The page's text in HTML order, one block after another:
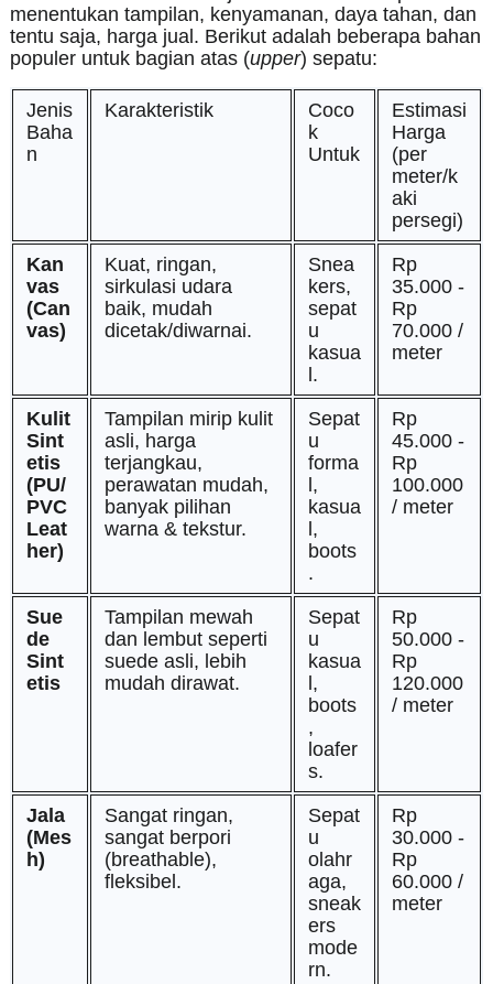
menentukan tampilan, kenyamanan, daya tahan, dan
tentu saja, harga jual. Berikut adalah beberapa bahan
populer untuk bagian atas (upper) sepatu:
Jenis
Baha
n
Karakteristik
Coco
k
Untuk
Estimasi
Harga
(per
meter/k
aki
persegi)
Kan
vas
(Can
vas)
Kuat, ringan,
sirkulasi udara
baik, mudah
dicetak/diwarnai.
Snea
kers,
sepat
u
kasua
l.
Rp
35.000 -
Rp
70.000 /
meter
Kulit
Sint
etis
(PU/
PVC
Leat
her)
Tampilan mirip kulit
asli, harga
terjangkau,
perawatan mudah,
banyak pilihan
warna & tekstur.
Sepat
u
forma
l,
kasua
l,
boots
.
Rp
45.000 -
Rp
100.000
/ meter
Sue
de
Sint
etis
Tampilan mewah
dan lembut seperti
suede asli, lebih
mudah dirawat.
Sepat
u
kasua
l,
boots
,
loafer
s.
Rp
50.000 -
Rp
120.000
/ meter
Jala
(Mes
h)
Sangat ringan,
sangat berpori
(breathable),
fleksibel.
Sepat
u
olahr
aga,
sneak
ers
mode
rn.
Rp
30.000 -
Rp
60.000 /
meter